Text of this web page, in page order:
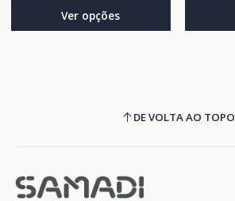
Ver opções
DE VOLTA AO TOPO